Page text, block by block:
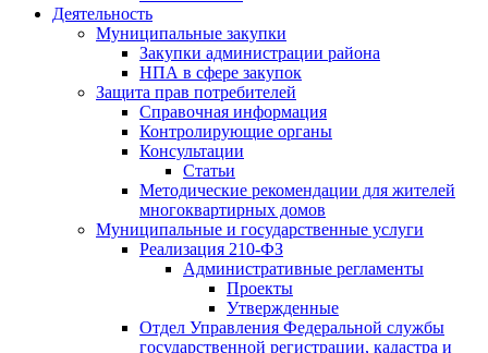
Деятельность
Муниципальные закупки
Закупки администрации района
НПА в сфере закупок
Защита прав потребителей
Справочная информация
Контролирующие органы
Консультации
Статьи
Методические рекомендации для жителей
многоквартирных домов
Муниципальные и государственные услуги
Реализация 210-ФЗ
Административные регламенты
Проекты
Утвержденные
Отдел Управления Федеральной службы
государственной регистрации, кадастра и